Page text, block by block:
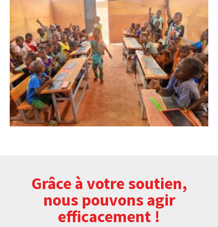
Grâce à votre soutien,
nous pouvons agir
efficacement !